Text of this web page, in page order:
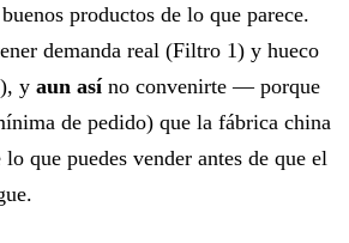
productos de lo que parece.
demanda real (Filtro 1) y hueco
y aun asíno convenirte — porque
de pedido) que la fábrica china
que puedes vender antes de que el